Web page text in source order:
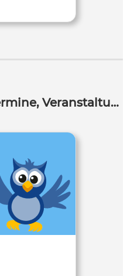
Bildungsangebote, Termine, Veranstaltungen